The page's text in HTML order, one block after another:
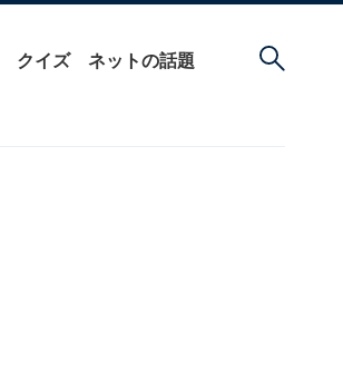
クイズ ネットの話題